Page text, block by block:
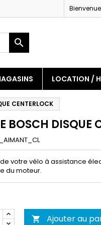

LOCATION /
CENTERLOCK
BOSCH DISQUE
votre vélo à assistance
du moteur.
 Ajouter au
d'envies
liste
Connexion